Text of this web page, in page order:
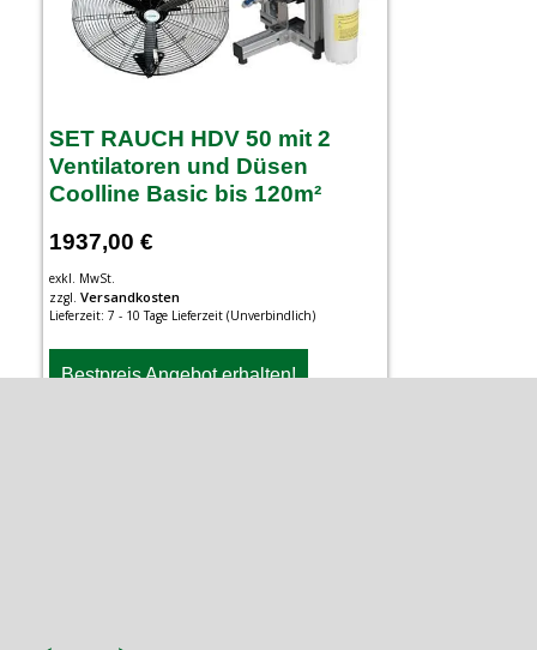
SET RAUCH HDV 50 mit 2
Ventilatoren und Düsen
Coolline Basic bis 120m²
1937,00 €
exkl. MwSt.
zzgl. Versandkosten
Lieferzeit: 7 - 10 Tage Lieferzeit (Unverbindlich)
Bestpreis Angebot erhalten!